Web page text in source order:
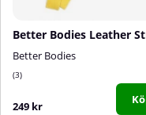
Better Bodies
3
249 kr